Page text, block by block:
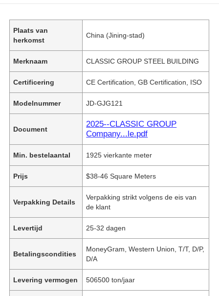
Plaats van
herkomst
China (Jining-stad)
Merknaam CLASSIC GROUP STEEL BUILDING
Certificering CE Certification, GB Certification, ISO
Modelnummer JD-GJG121
Document
2025--CLASSIC GROUP
Company...le.pdf
Min. bestelaantal 1925 vierkante meter
Prijs $38-46 Square Meters
Verpakking Details
Verpakking strikt volgens de eis van
de klant
Levertijd 25-32 dagen
Betalingscondities
MoneyGram, Western Union, T/T, D/P,
D/A
Levering vermogen 506500 ton/jaar